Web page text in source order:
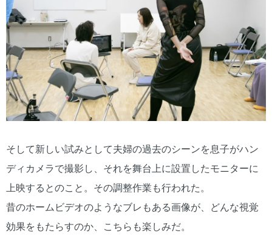
そして新しい試みとして夫婦の過去のシーンを息子がハン
ディカメラで撮影し、それを舞台上に設置したモニターに
上映するとのこと。その調整作業も行われた。
昔のホームビデオのようなブレもある画像が、どんな視覚
効果をもたらすのか、こちらも楽しみだ。